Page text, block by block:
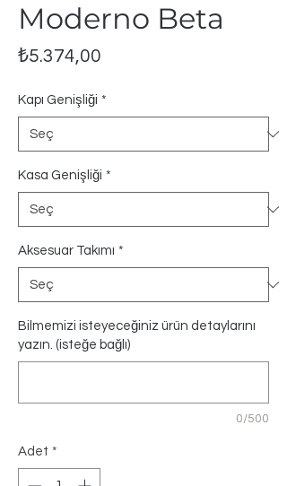
Moderno Beta
₺5.374,00
Kapı Genişliği *
Kasa Genişliği *
Aksesuar Takımı *
Bilmemizi isteyeceğiniz ürün detaylarını
yazın. (isteğe bağlı)
0/500
Adet *